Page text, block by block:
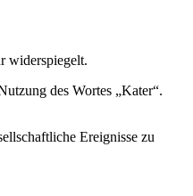
widerspiegelt.
des Wortes „Kater“.
Ereignisse zu